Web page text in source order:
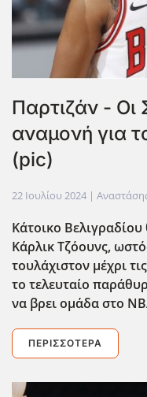
Παρτιζάν - Οι
αναμονή για
(pic)
22 Ιουλίου 2024 |
Κάτοικο Βελιγραδίου
Κάρλικ Τζόουνς,
τουλάχιστον μέχρι
το τελευταίο
να βρει ομάδα στο
ΠΕΡΙΣΣΌΤΕΡΑ